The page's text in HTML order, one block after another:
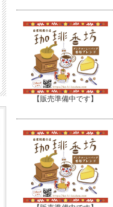
【販売準備中です】